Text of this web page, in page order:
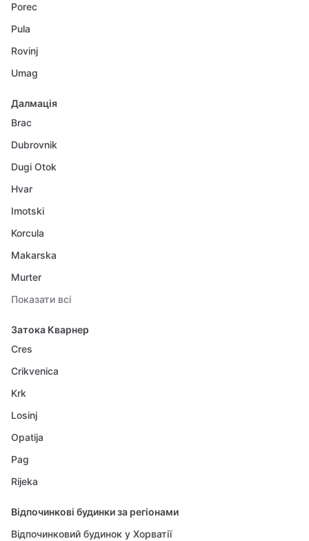
Porec
Pula
Rovinj
Umag
Далмація
Brac
Dubrovnik
Dugi Otok
Hvar
Imotski
Korcula
Makarska
Murter
Показати всі
Затока Кварнер
Cres
Crikvenica
Krk
Losinj
Opatija
Pag
Rijeka
Відпочинкові будинки за регіонами
Відпочинковий будинок у Хорватії